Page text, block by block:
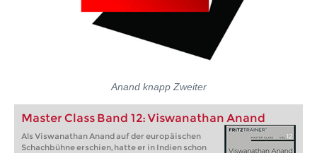
Anand knapp Zweiter
Master Class Band 12: Viswanathan Anand
Als Viswanathan Anand auf der europäischen
Schachbühne erschien, hatte er in Indien schon